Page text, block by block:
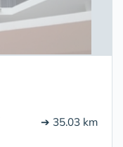
➔ 35.03 km